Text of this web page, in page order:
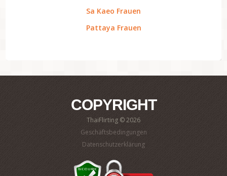
Sa Kaeo Frauen
Pattaya Frauen
COPYRIGHT
ThaiFlirting © 2026
Geschäftsbedingungen
Datenschutzerklärung